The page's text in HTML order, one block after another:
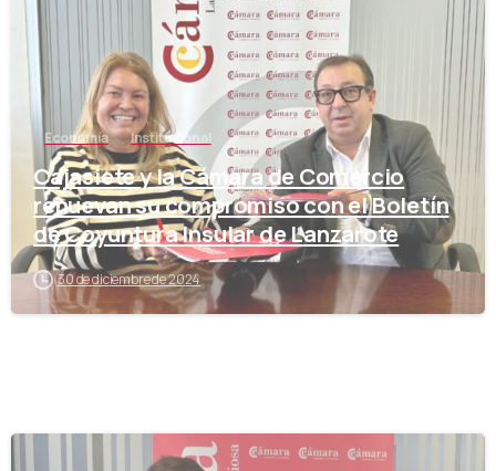
Economía Institucional
Cajasiete y la Cámara de Comercio
renuevan su compromiso con el Boletín
de Coyuntura Insular de Lanzarote
30 de diciembre de 2024